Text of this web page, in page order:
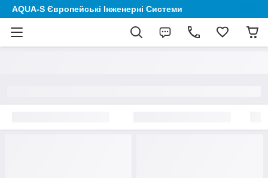
AQUA-S Європейські Інженерні Системи